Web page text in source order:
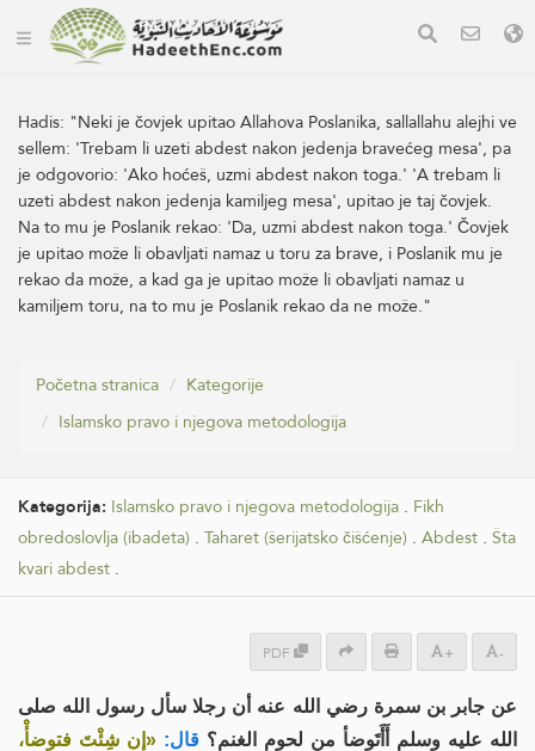
Hadis: "Neki je čovjek upitao Allahova Poslanika, sallallahu alejhi ve
sellem: 'Trebam li uzeti abdest nakon jedenja bravećeg mesa', pa
je odgovorio: 'Ako hoćeš, uzmi abdest nakon toga.' 'A trebam li
uzeti abdest nakon jedenja kamiljeg mesa', upitao je taj čovjek.
Na to mu je Poslanik rekao: 'Da, uzmi abdest nakon toga.' Čovjek
je upitao može li obavljati namaz u toru za brave, i Poslanik mu je
rekao da može, a kad ga je upitao može li obavljati namaz u
kamiljem toru, na to mu je Poslanik rekao da ne može."
Početna stranica
Kategorije
Islamsko pravo i njegova metodologija
Kategorija: Islamsko pravo i njegova metodologija . Fikh
obredoslovlja (ibadeta) . Taharet (šerijatsko čišćenje) . Abdest . Šta
kvari abdest .
PDF + -
عن جابر بن سمرة رضي الله عنه أن رجلا سأل رسول الله صلى
الله عليه وسلم أَأَتَوضأ من لحوم الغنم؟ قال: «إن شِئْتَ فتوضأْ،